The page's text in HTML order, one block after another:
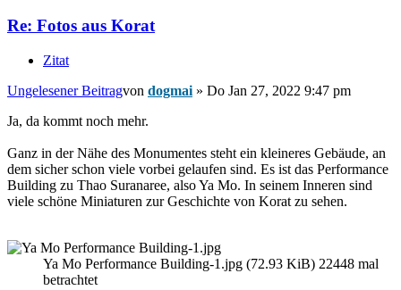
Re: Fotos aus Korat
Zitat
Ungelesener Beitragvon dogmai » Do Jan 27, 2022 9:47 pm
Ja, da kommt noch mehr.
Ganz in der Nähe des Monumentes steht ein kleineres Gebäude, an
dem sicher schon viele vorbei gelaufen sind. Es ist das Performance
Building zu Thao Suranaree, also Ya Mo. In seinem Inneren sind
viele schöne Miniaturen zur Geschichte von Korat zu sehen.
Ya Mo Performance Building-1.jpg (72.93 KiB) 22448 mal
betrachtet